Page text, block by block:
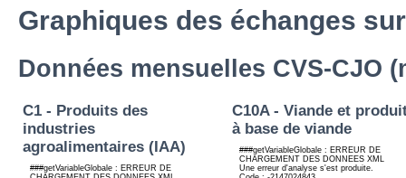
Graphiques des échanges
Données mensuelles CVS-CJO
C1 - Produits des
industries
agroalimentaires (IAA)
C10A - Viande et
à base de viande